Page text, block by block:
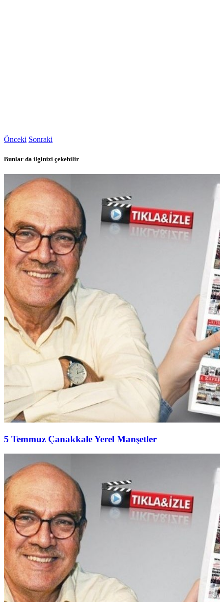
Önceki Sonraki
Bunlar da ilginizi çekebilir
5 Temmuz Çanakkale Yerel Manşetler